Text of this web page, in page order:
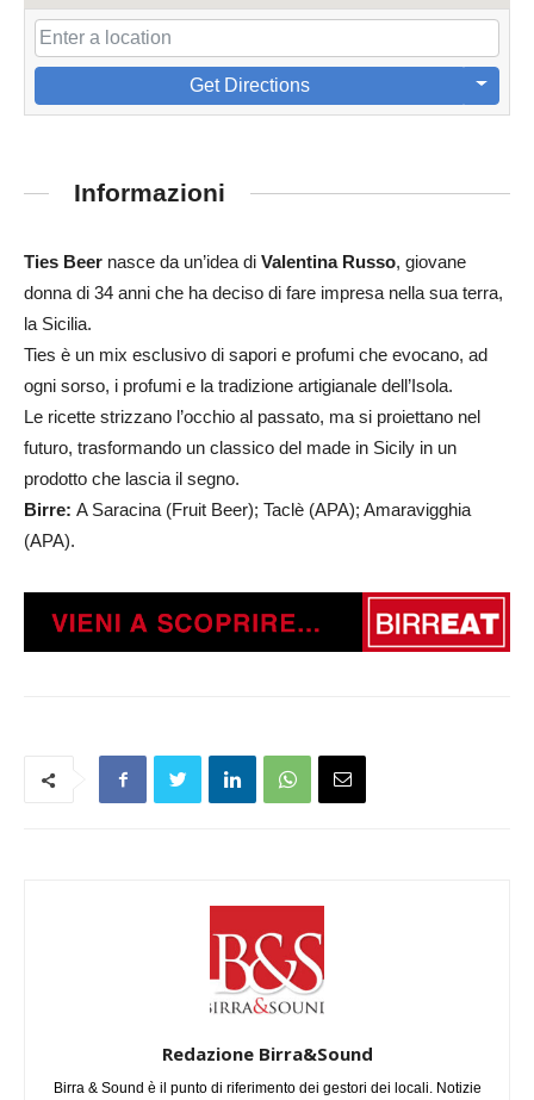
Get Directions
Informazioni
Ties Beer nasce da un’idea di Valentina Russo, giovane
donna di 34 anni che ha deciso di fare impresa nella sua terra,
la Sicilia.
Ties è un mix esclusivo di sapori e profumi che evocano, ad
ogni sorso, i profumi e la tradizione artigianale dell’Isola.
Le ricette strizzano l’occhio al passato, ma si proiettano nel
futuro, trasformando un classico del made in Sicily in un
prodotto che lascia il segno.
Birre: A Saracina (Fruit Beer); Taclè (APA); Amaravigghia
(APA).
Redazione Birra&Sound
Birra & Sound è il punto di riferimento dei gestori dei locali. Notizie